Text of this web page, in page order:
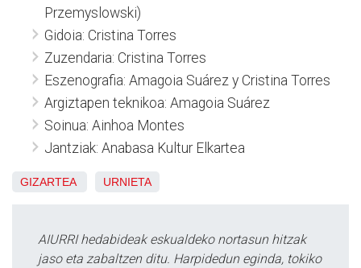
Przemyslowski)
Gidoia: Cristina Torres
Zuzendaria: Cristina Torres
Eszenografia: Amagoia Suárez y Cristina Torres
Argiztapen teknikoa: Amagoia Suárez
Soinua: Ainhoa Montes
Jantziak: Anabasa Kultur Elkartea
GIZARTEA URNIETA
AIURRI hedabideak eskualdeko nortasun hitzak
jaso eta zabaltzen ditu. Harpidedun eginda, tokiko